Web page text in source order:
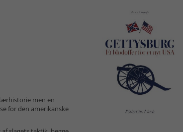
men en
for den amerikanske